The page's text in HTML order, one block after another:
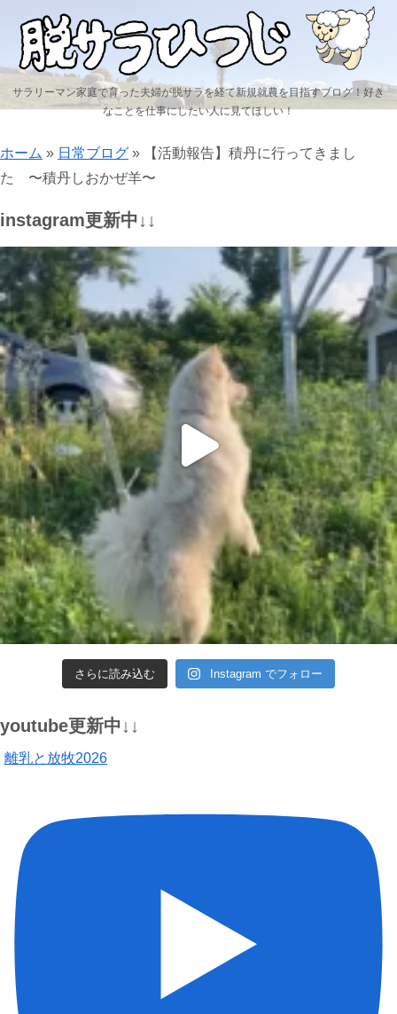
サラリーマン家庭で育った夫婦が脱サラを経て新規就農を目指すブログ！好き
なことを仕事にしたい人に見てほしい！
ホーム » 日常ブログ » 【活動報告】積丹に行ってきまし
た 〜積丹しおかぜ羊〜
instagram更新中↓↓
さらに読み込む Instagram でフォロー
youtube更新中↓↓
離乳と放牧2026